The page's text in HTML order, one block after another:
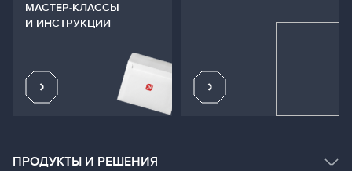
МАСТЕР-КЛАССЫ
И ИНСТРУКЦИИ
ПРОДУКТЫ И РЕШЕНИЯ